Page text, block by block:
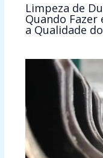
Limpeza de
Quando Fazer
a Qualidade